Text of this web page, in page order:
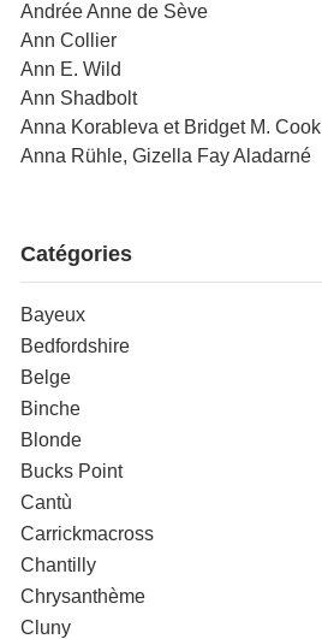
Andrée Anne de Sève
Ann Collier
Ann E. Wild
Ann Shadbolt
Anna Korableva et Bridget M. Cook
Anna Rühle, Gizella Fay Aladarné
Catégories
Bayeux
Bedfordshire
Belge
Binche
Blonde
Bucks Point
Cantù
Carrickmacross
Chantilly
Chrysanthème
Cluny